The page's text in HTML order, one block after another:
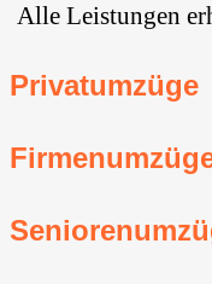
Alle Leistungen
Privatumzüge